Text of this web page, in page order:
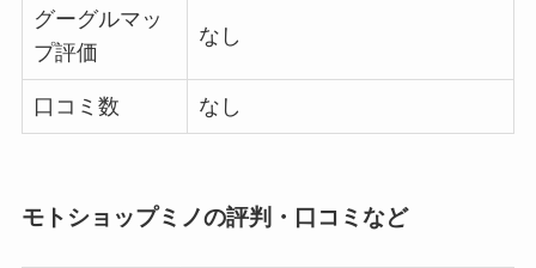
グーグルマッ
プ評価
なし
口コミ数 なし
モトショップミノの評判・口コミなど